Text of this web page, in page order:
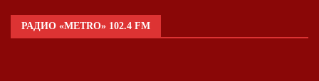
РАДИО «METRO» 102.4 FM